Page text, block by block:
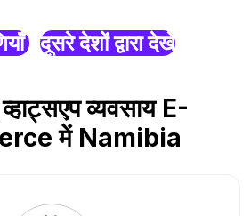
दूसरे देशों द्वारा देखें
व्यवसाय E-
में Namibia